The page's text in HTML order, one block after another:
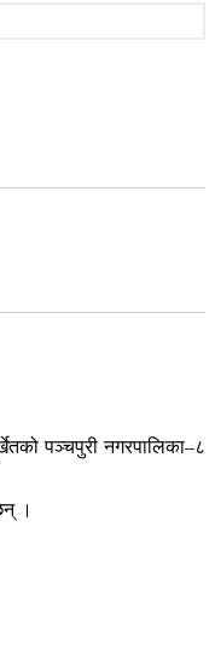
पञ्चपुरी नगरपालिका–८
।